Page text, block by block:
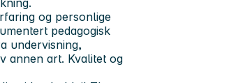
og personlige
pedagogisk
undervisning,
annen art. Kvalitet og